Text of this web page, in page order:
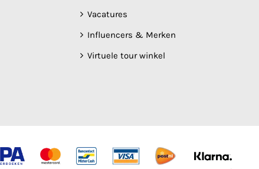
Vacatures
Influencers & Merken
Virtuele tour winkel